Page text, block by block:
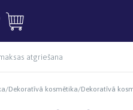
atgriešana
/Dekoratīvā kosmētika/Dekoratīvā